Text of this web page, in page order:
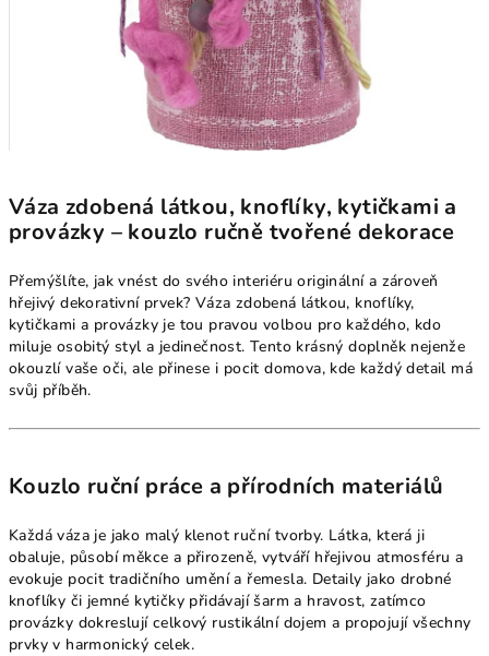
Váza zdobená látkou, knoflíky, kytičkami a
provázky – kouzlo ručně tvořené dekorace
Přemýšlíte, jak vnést do svého interiéru originální a zároveň
hřejivý dekorativní prvek? Váza zdobená látkou, knoflíky,
kytičkami a provázky je tou pravou volbou pro každého, kdo
miluje osobitý styl a jedinečnost. Tento krásný doplněk nejenže
okouzlí vaše oči, ale přinese i pocit domova, kde každý detail má
svůj příběh.
Kouzlo ruční práce a přírodních materiálů
Každá váza je jako malý klenot ruční tvorby. Látka, která ji
obaluje, působí měkce a přirozeně, vytváří hřejivou atmosféru a
evokuje pocit tradičního umění a řemesla. Detaily jako drobné
knoflíky či jemné kytičky přidávají šarm a hravost, zatímco
provázky dokreslují celkový rustikální dojem a propojují všechny
prvky v harmonický celek.